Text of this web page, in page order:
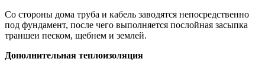
Со стороны дома труба и кабель заводятся непосредственно
под фундамент, после чего выполняется послойная засыпка
траншеи песком, щебнем и землей.
Дополнительная теплоизоляция